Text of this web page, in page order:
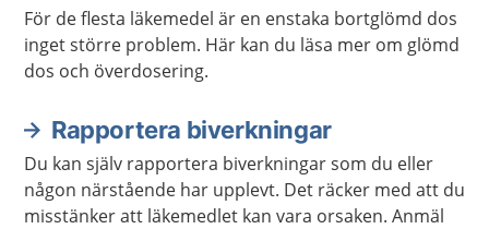
För de flesta läkemedel är en enstaka bortglömd dos
inget större problem. Här kan du läsa mer om glömd
dos och överdosering.
Rapportera biverkningar
Du kan själv rapportera biverkningar som du eller
någon närstående har upplevt. Det räcker med att du
misstänker att läkemedlet kan vara orsaken. Anmäl